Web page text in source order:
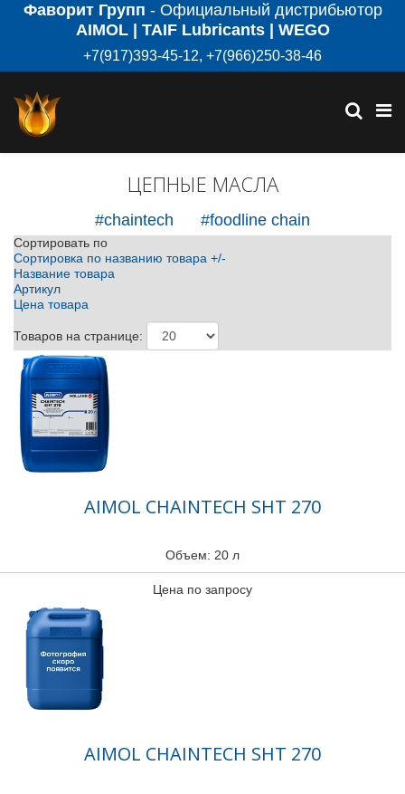
Фаворит Групп - Официальный дистрибьютор
AIMOL | TAIF Lubricants | WEGO
+7(917)393-45-12, +7(966)250-38-46
ЦЕПНЫЕ МАСЛА
#chaintech #foodline chain
Сортировать по
Сортировка по названию товара +/-
Название товара
Артикул
Цена товара
Товаров на странице:
AIMOL CHAINTECH SHT 270
Объем: 20 л
Цена по запросу
AIMOL CHAINTECH SHT 270